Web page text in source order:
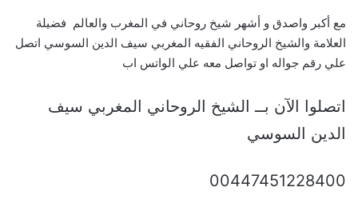
مع أكبر واصدق و أشهر شيخ روحاني في المغرب والعالم فضيلة
العلامة والشيخ الروحاني الفقيه المغربي سيف الدين السوسي اتصل
علي رقم جواله او تواصل معه علي الواتس اب
اتصلوا الآن بــ الشيخ الروحاني المغربي سيف
الدين السوسي
00447451228400